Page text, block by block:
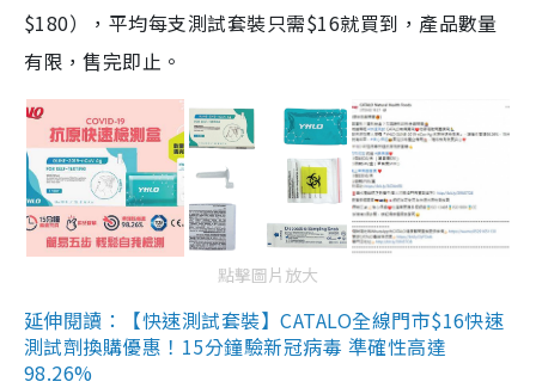
$180），平均每支測試套裝只需$16就買到，產品數量
有限，售完即止。
點擊圖片放大
延伸閱讀：【快速測試套裝】CATALO全線門市$16快速
測試劑換購優惠！15分鐘驗新冠病毒 準確性高達
98.26%